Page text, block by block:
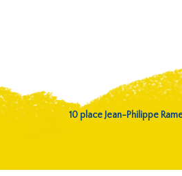
10 place Jean-Philippe